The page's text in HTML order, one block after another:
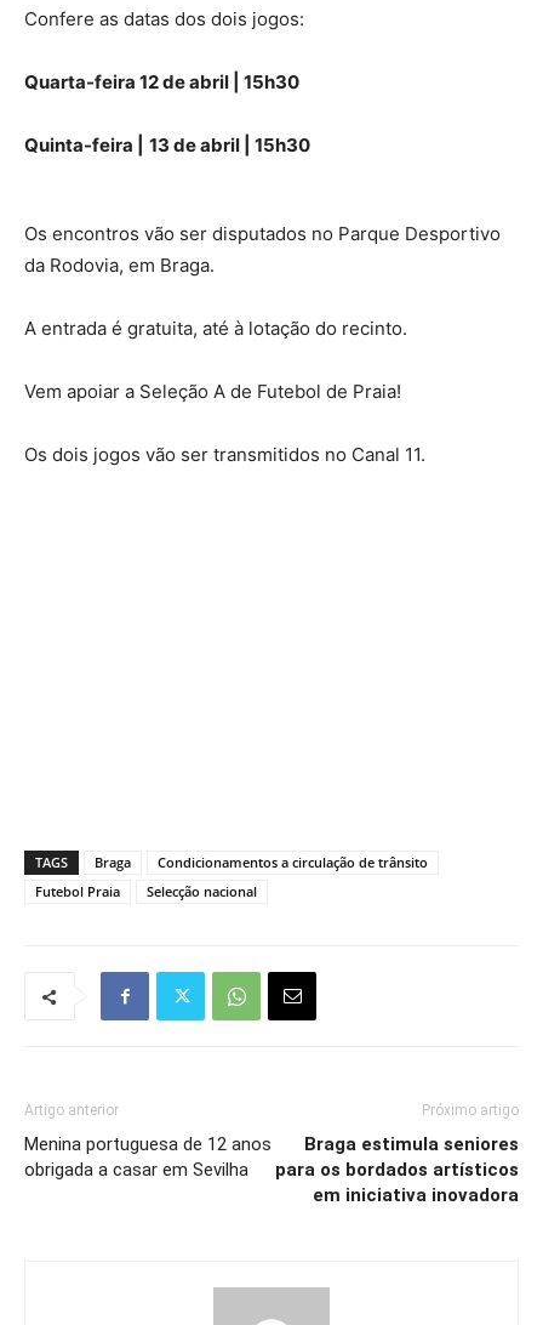
Confere as datas dos dois jogos:
Quarta-feira 12 de abril | 15h30
Quinta-feira | 13 de abril | 15h30
Os encontros vão ser disputados no Parque Desportivo
da Rodovia, em Braga.
A entrada é gratuita, até à lotação do recinto.
Vem apoiar a Seleção A de Futebol de Praia!
Os dois jogos vão ser transmitidos no Canal 11.
TAGS Braga
Condicionamentos a circulação de trânsito
Futebol Praia
Selecção nacional
Artigo anterior
Menina portuguesa de 12 anos
obrigada a casar em Sevilha
Próximo artigo
Braga estimula seniores
para os bordados artísticos
em iniciativa inovadora